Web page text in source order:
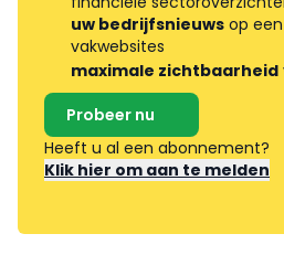
uw bedrijfsnieuws op
vakwebsites
maximale zichtbaarheid
Probeer nu
Heeft u al een abonnement?
Klik hier om aan te melden